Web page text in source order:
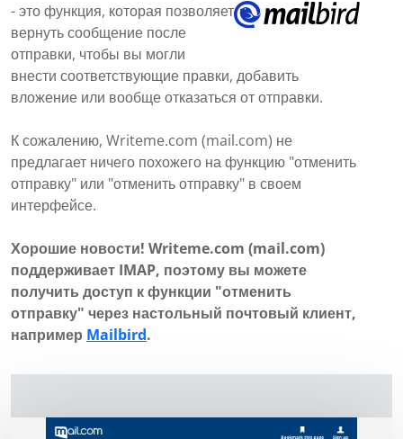
- это функция, которая позволяет
вернуть сообщение после
отправки, чтобы вы могли
внести соответствующие правки, добавить
вложение или вообще отказаться от отправки.
К сожалению, Writeme.com (mail.com) не
предлагает ничего похожего на функцию "отменить
отправку" или "отменить отправку" в своем
интерфейсе.
Хорошие новости! Writeme.com (mail.com)
поддерживает IMAP, поэтому вы можете
получить доступ к функции "отменить
отправку" через настольный почтовый клиент,
например Mailbird.